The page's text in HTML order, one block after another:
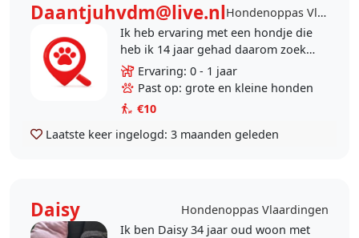
Daantjuhvdm@live.nl
Hondenoppas Vlaardingen
Ik heb ervaring met een hondje die
heb ik 14 jaar gehad daarom zoek
ik nu andere oppashondjes
Ervaring: 0 - 1 jaar
Past op: grote en kleine honden
€10
Laatste keer ingelogd: 3 maanden geleden
Daisy
Hondenoppas Vlaardingen
Ik ben Daisy 34 jaar oud woon met